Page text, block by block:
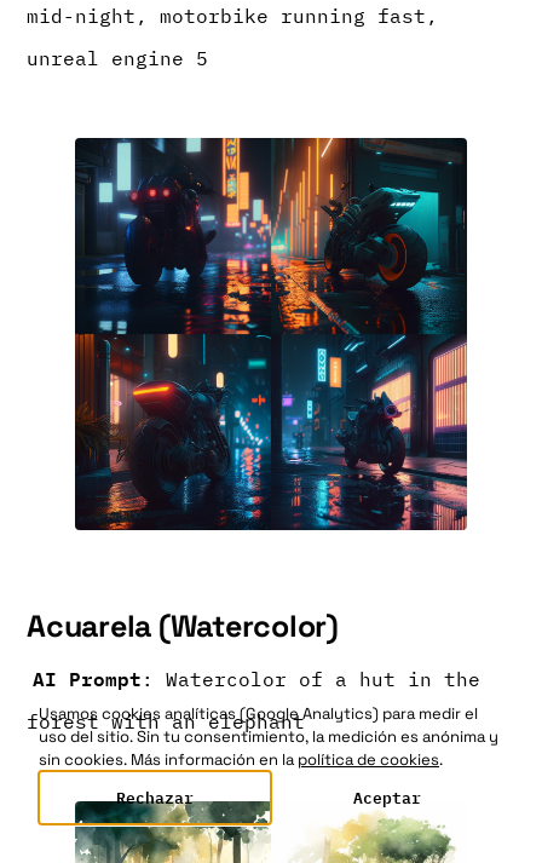
mid-night, motorbike running fast,
unreal engine 5
Acuarela (Watercolor)
AI Prompt: Watercolor of a hut in the
forest with an elephant
Usamos cookies analíticas (Google Analytics) para medir el
uso del sitio. Sin tu consentimiento, la medición es anónima y
sin cookies. Más información en lapolítica de cookies.
Rechazar Aceptar